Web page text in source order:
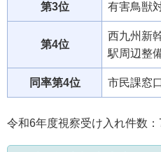
第3位 有害鳥獣
第4位
西九州新
駅周辺整
同率第4位 市民課窓
令和6年度視察受け入れ件数